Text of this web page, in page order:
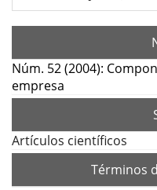
Núm. 52 (2004):
empresa
Artículos científicos
Términos